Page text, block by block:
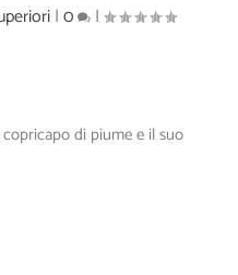
|0 |
di piume e il suo